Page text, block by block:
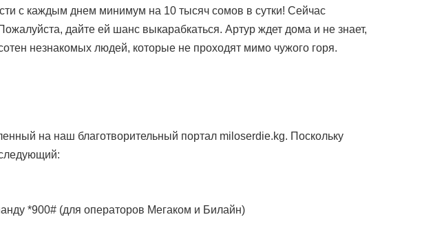
с каждым днем минимум на 10 тысяч сомов в сутки! Сейчас
дайте ей шанс выкарабкаться. Артур ждет дома и не знает,
незнакомых людей, которые не проходят мимо чужого горя.
на наш благотворительный портал miloserdie.kg. Поскольку
*900# (для операторов Мегаком и Билайн)